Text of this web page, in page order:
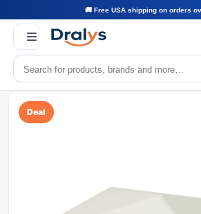
🚚 Free USA shipping on orders
Deal